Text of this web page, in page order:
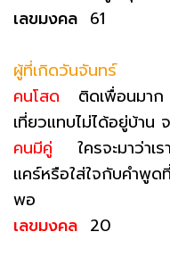
เลขมงคล 61
ผู้ที่เกิดวันจันทร์
คนโสด ติดเพื่อนมาก
เที่ยวแทบไม่ได้อยู่บ้าน
คนมีคู่ ใครจะมาว่าเร
แคร์หรือใส่ใจกับคำพูด
พอ
เลขมงคล 20